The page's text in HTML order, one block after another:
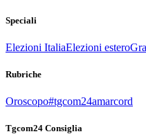
Speciali
Elezioni ItaliaElezioni estero
Rubriche
Oroscopo#tgcom24amarcord
Tgcom24 Consiglia